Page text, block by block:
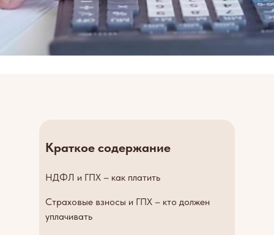
Краткое содержание
НДФЛ и ГПХ – как платить
Страховые взносы и ГПХ – кто должен
уплачивать